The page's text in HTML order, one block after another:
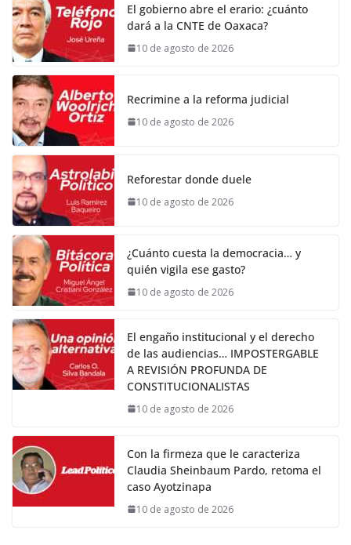
El gobierno abre el erario: ¿cuánto
dará a la CNTE de Oaxaca?
10 de agosto de 2026
Recrimine a la reforma judicial
10 de agosto de 2026
Reforestar donde duele
10 de agosto de 2026
¿Cuánto cuesta la democracia… y
quién vigila ese gasto?
10 de agosto de 2026
El engaño institucional y el derecho
de las audiencias… IMPOSTERGABLE
A REVISIÓN PROFUNDA DE
CONSTITUCIONALISTAS
10 de agosto de 2026
Con la firmeza que le caracteriza
Claudia Sheinbaum Pardo, retoma el
caso Ayotzinapa
10 de agosto de 2026